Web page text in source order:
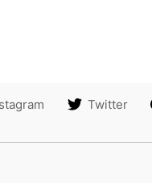
Twitter